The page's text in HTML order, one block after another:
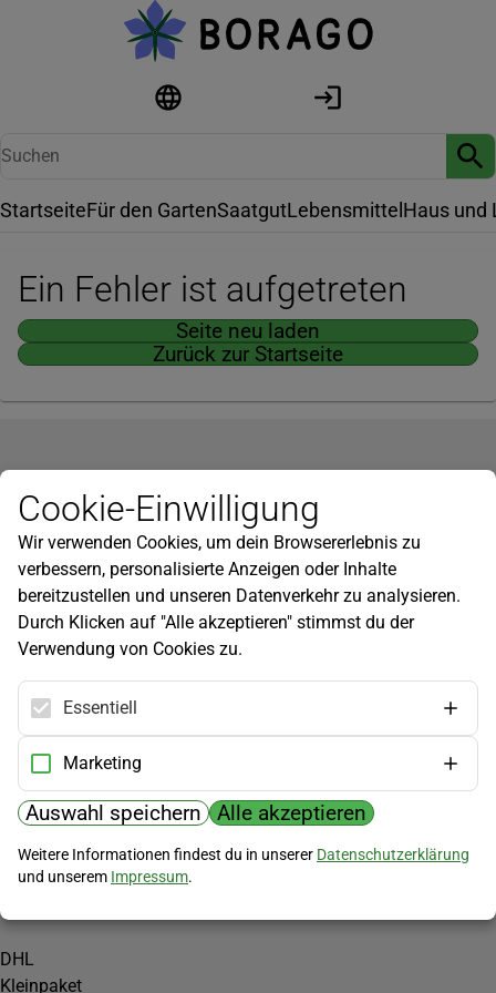
StartseiteFür den GartenSaatgutLebensmittel Haus und
Ein Fehler ist aufgetreten
Seite neu laden
Zurück zur Startseite
Newsletter
Infos zu neuen Produkten, Gartentipps und mehr findest du in
unserem Newsletter!
Jetzt anmelden
Hilfe
Kundenservice
Widerrufsbelehrung
Versandkosten
Zahlungsmöglichkeiten
PayPal
Vorkasse
Versand
DHL
Kleinpaket
Cookie-Einwilligung
Wir verwenden Cookies, um dein Browsererlebnis zu
verbessern, personalisierte Anzeigen oder Inhalte
bereitzustellen und unseren Datenverkehr zu analysieren.
Durch Klicken auf "Alle akzeptieren" stimmst du der
Verwendung von Cookies zu.
Essentiell
Marketing
Auswahl speichern Alle akzeptieren
Weitere Informationen findest du in unserer Datenschutzerklärung
und unserem Impressum.